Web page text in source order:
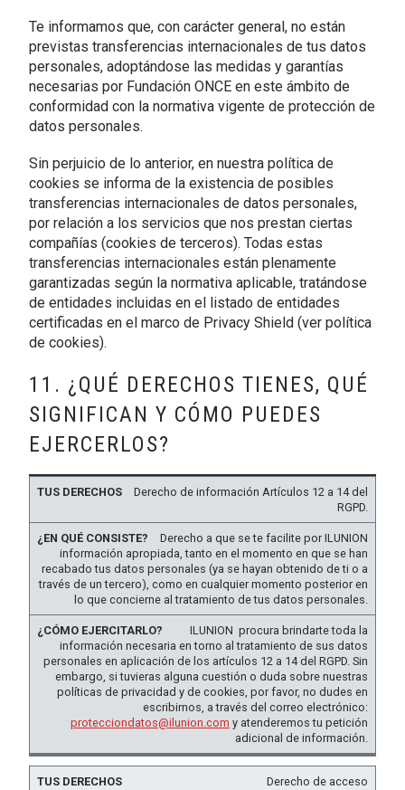
Te informamos que, con carácter general, no están
previstas transferencias internacionales de tus datos
personales, adoptándose las medidas y garantías
necesarias por Fundación ONCE en este ámbito de
conformidad con la normativa vigente de protección de
datos personales.
Sin perjuicio de lo anterior, en nuestra política de
cookies se informa de la existencia de posibles
transferencias internacionales de datos personales,
por relación a los servicios que nos prestan ciertas
compañías (cookies de terceros). Todas estas
transferencias internacionales están plenamente
garantizadas según la normativa aplicable, tratándose
de entidades incluidas en el listado de entidades
certificadas en el marco de Privacy Shield (ver política
de cookies).
11. ¿QUÉ DERECHOS TIENES, QUÉ
SIGNIFICAN Y CÓMO PUEDES
EJERCERLOS?
TUS
¿EN QUÉ
¿CÓMO
Derecho de información Artículos 12 a 14 del
RGPD.
Derecho a que se te facilite por ILUNION
información apropiada, tanto en el momento en que se han
recabado tus datos personales (ya se hayan obtenido de ti o a
través de un tercero), como en cualquier momento posterior en
lo que concierne al tratamiento de tus datos personales.
ILUNION procura brindarte toda la
información necesaria en torno al tratamiento de sus datos
personales en aplicación de los artículos 12 a 14 del RGPD. Sin
embargo, si tuvieras alguna cuestión o duda sobre nuestras
políticas de privacidad y de cookies, por favor, no dudes en
escribirnos, a través del correo electrónico:
protecciondatos@ilunion.com y atenderemos tu petición
adicional de información.
Derecho de acceso